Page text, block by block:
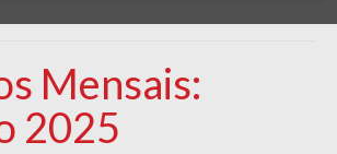
Mensais:
2025